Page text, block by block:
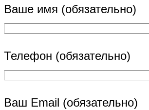
Ваше имя (обязательно)
Телефон (обязательно)
Ваш Email (обязательно)